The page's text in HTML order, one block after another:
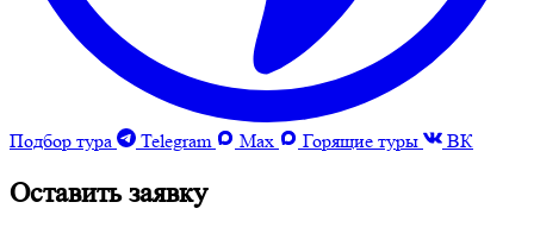
Подбор тура Telegram Max Горящие туры ВК
Оставить заявку